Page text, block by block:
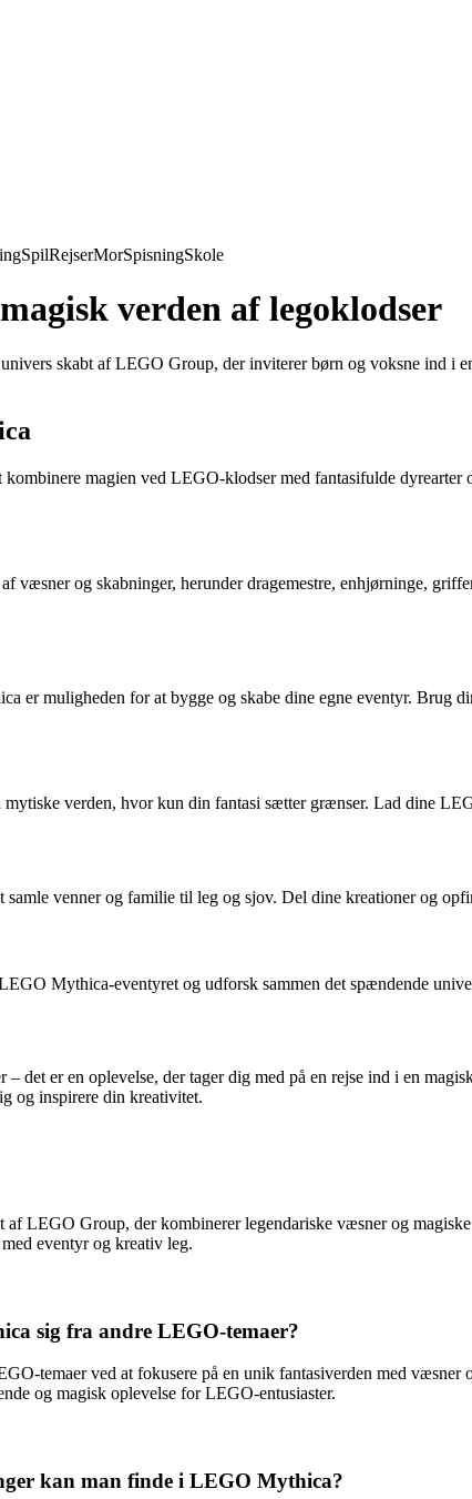
SpilRejserMorSpisningSkole
verden af legoklodser
skabt af LEGO Group, der inviterer børn og voksne ind i
magien ved LEGO-klodser med fantasifulde
væsner og skabninger, herunder dragemestre, enhjørninge,
er muligheden for at bygge og skabe dine egne eventyr. Brug
verden, hvor kun din fantasi sætter grænser. Lad dine
venner og familie til leg og sjov. Del dine kreationer og
Mythica-eventyret og udforsk sammen det spændende
det er en oplevelse, der tager dig med på en rejse ind i en
og inspirere din kreativitet.
af LEGO Group, der kombinerer legendariske væsner og
eventyr og kreativ leg.
sig fra andre LEGO-temaer?
temaer ved at fokusere på en unik fantasiverden med
og magisk oplevelse for LEGO-entusiaster.
kan man finde i LEGO Mythica?